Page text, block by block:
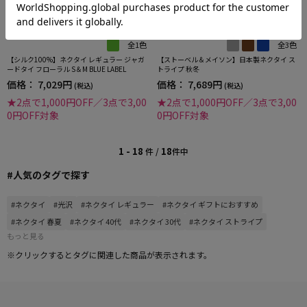
全1色
【シルク100%】ネクタイ レギュラー ジャガ
ードタイ フローラル S＆M BLUE LABEL
価格： 7,029円 (税込)
★2点で1,000円OFF／3点で3,00
0円OFF対象
全3色
【ストーベル＆メイソン】日本製ネクタイ ス
トライプ 秋冬
価格： 7,689円 (税込)
★2点で1,000円OFF／3点で3,00
0円OFF対象
1 - 18 件 / 18件中
#人気のタグで探す
#ネクタイ #光沢 #ネクタイ レギュラー
#ネクタイ ギフトにおすすめ
#ネクタイ 春夏
#ネクタイ 40代 #ネクタイ 30代
#ネクタイ ストライプ
もっと見る
※クリックするとタグに関連した商品が表示されます。